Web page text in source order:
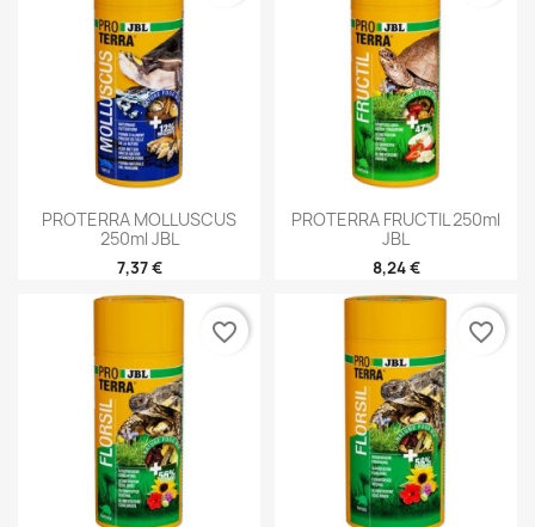
PROTERRA MOLLUSCUS
250ml JBL
7,37 €
PROTERRA FRUCTIL 250ml
JBL
8,24 €
favorite_border favorite_border